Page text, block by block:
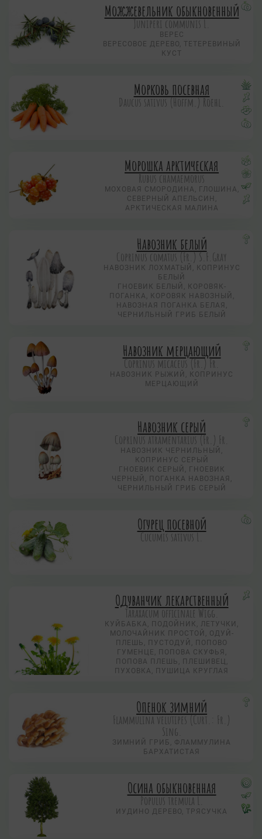
Можжевельник обыкновенный
Juniperi communis L.
ВЕРЕС
ВЕРЕСОВОЕ ДЕРЕВО, ТЕТЕРЕВИНЫЙ
КУСТ
Морковь посевная
Daucus sativus (Hoffm.) Roehl.
Морошка арктическая
Rubus chamaemorus
МОХОВАЯ СМОРОДИНА, ГЛОШИНА,
СЕВЕРНЫЙ АПЕЛЬСИН,
АРКТИЧЕСКАЯ МАЛИНА
Навозник белый
Coprinus comatus (Fr.) S.F.Gray
НАВОЗНИК ЛОХМАТЫЙ, КОПРИНУС
БЕЛЫЙ
ГНОЕВИК БЕЛЫЙ, КОРОВЯК-
ПОГАНКА, КОРОВЯК НАВОЗНЫЙ,
НАВОЗНАЯ ПОГАНКА БЕЛАЯ,
ЧЕРНИЛЬНЫЙ ГРИБ БЕЛЫЙ
Навозник мерцающий
Coprinus micaceus (Fr.) Fr.
НАВОЗНИК РЫЖИЙ, КОПРИНУС
МЕРЦАЮЩИЙ
Навозник серый
Coprinus atramentarius (Fr.) Fr.
НАВОЗНИК ЧЕРНИЛЬНЫЙ,
КОПРИНУС СЕРЫЙ
ГНОЕВИК СЕРЫЙ, ГНОЕВИК
ЧЕРНЫЙ, ПОГАНКА НАВОЗНАЯ,
ЧЕРНИЛЬНЫЙ ГРИБ СЕРЫЙ
Огурец посевной
Cucumis sativus L.
Одуванчик лекарственный
Taraxacum officinale Wigg.
КУЙБАБКА, ПОДОЙНИК, ЛЕТУЧКИ,
МОЛОЧАЙНИК ПРОСТОЙ, ОДУЙ-
ПЛЕШЬ, ПУСТОДУЙ, ПОПОВО
ГУМЕНЦЕ, ПОПОВА СКУФЬЯ,
ПОПОВА ПЛЕШЬ, ПЛЕШИВЕЦ,
ПУХОВКА, ПУШИЦА КРУГЛАЯ
Опенок зимний
Flammulina velutipes (Curt.: Fr.)
Sing.
ЗИМНИЙ ГРИБ, ФЛАММУЛИНА
БАРХАТИСТАЯ
Осина обыкновенная
Populus tremula L.
ИУДИНО ДЕРЕВО, ТРЯСУЧКА